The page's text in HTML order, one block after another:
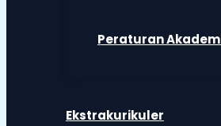
Peraturan
Ekstrakurikuler